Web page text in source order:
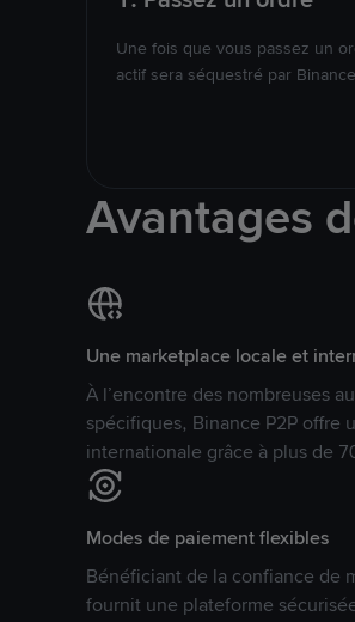
Une fois que vous passez un
actif sera séquestré par
Avantages
Une marketplace locale et
À l’encontre des nombreuses
spécifiques, Binance P2P offre
internationale grâce à plus de
Modes de paiement flexibles
Bénéficiant de la confiance de
fournit une plateforme